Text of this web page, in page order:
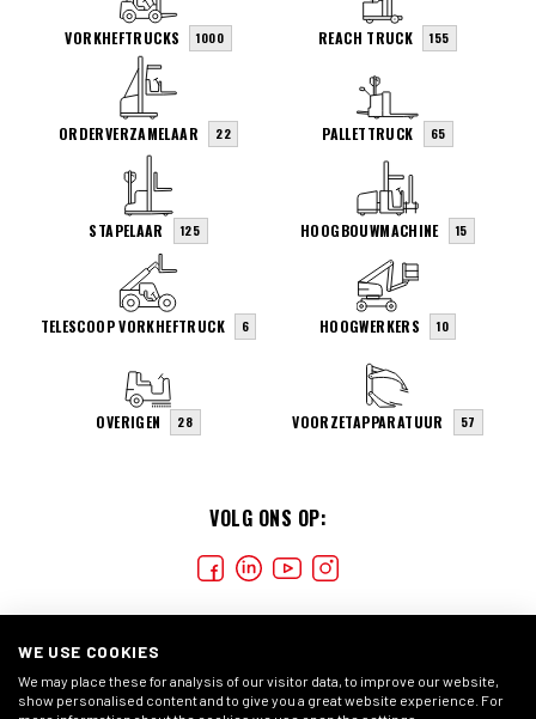
VOLG ONS OP:
VORKHEFTRUCKS 1000 REACH TRUCK 155
ORDERVERZAMELAAR 22 PALLETTRUCK 65
STAPELAAR 125 HOOGBOUWMACHINE 15
TELESCOOP VORKHEFTRUCK 6 HOOGWERKERS 10
OVERIGEN 28 VOORZETAPPARATUUR 57
WE USE COOKIES
We may place these for analysis of our visitor data, to improve our website,
show personalised content and to give you a great website experience. For